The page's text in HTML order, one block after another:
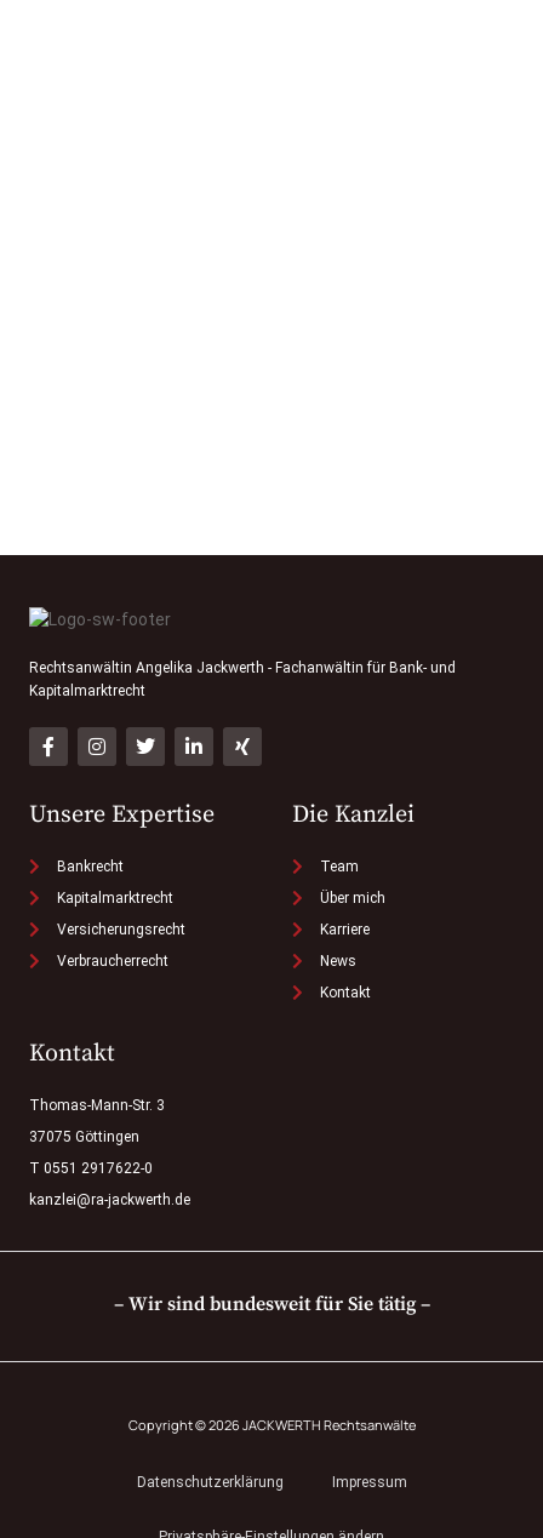
Rechtsanwältin Angelika Jackwerth - Fachanwältin für Bank- und
Kapitalmarktrecht
Unsere Expertise
Bankrecht
Kapitalmarktrecht
Versicherungsrecht
Verbraucherrecht
Die Kanzlei
Team
Über mich
Karriere
News
Kontakt
Kontakt
Thomas-Mann-Str. 3
37075 Göttingen
T 0551 2917622-0
kanzlei@ra-jackwerth.de
– Wir sind bundesweit für Sie tätig –
Copyright © 2026 JACKWERTH Rechtsanwälte
Datenschutzerklärung Impressum